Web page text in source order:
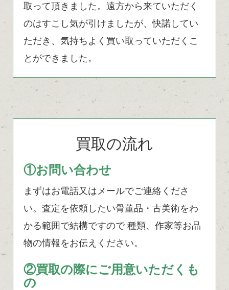
取って頂きました。遠方から来ていただく
のはすこし気が引けましたが、快諾してい
ただき、気持ちよく買い取っていただくこ
とができました。
買取の流れ
①お問い合わせ
まずはお電話又はメールでご連絡くださ
い。査定を依頼したい骨董品・古美術をわ
かる範囲で結構ですので 種類、作家等お品
物の情報をお伝えください。
②買取の際にご用意いただくも
の